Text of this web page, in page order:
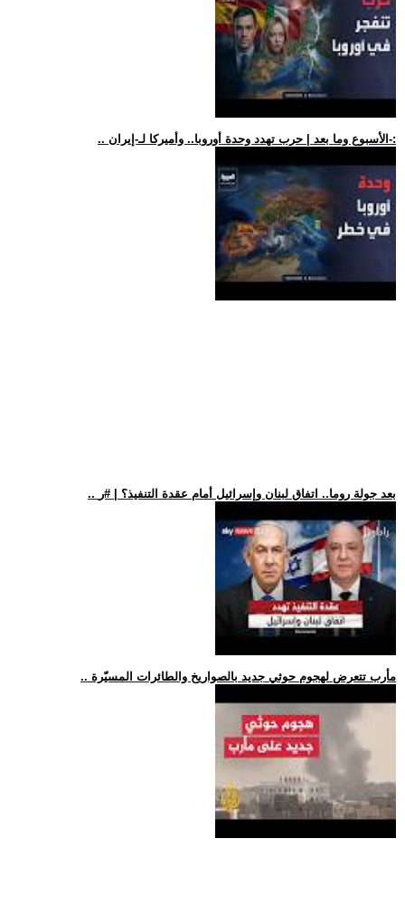
.. الأسبوع وما بعد | حرب تهدد وحدة أوروبا.. وأميركا لـ-إيران-:
.. بعد جولة روما.. اتفاق لبنان وإسرائيل أمام عقدة التنفيذ؟ | #ر
.. مأرب تتعرض لهجوم حوثي جديد بالصواريخ والطائرات المسيّرة